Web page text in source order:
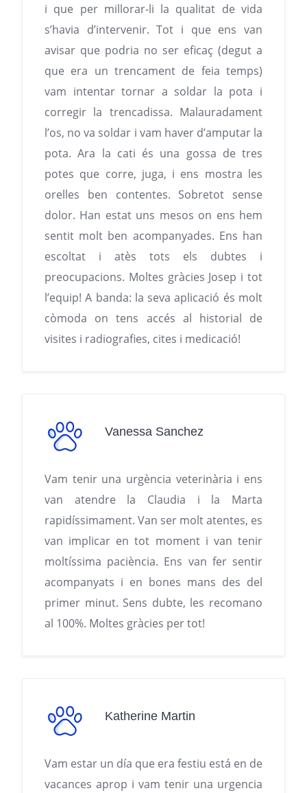
i que per millorar-li la qualitat de vida
s’havia d’intervenir. Tot i que ens van
avisar que podria no ser eficaç (degut a
que era un trencament de feia temps)
vam intentar tornar a soldar la pota i
corregir la trencadissa. Malauradament
l’os, no va soldar i vam haver d’amputar la
pota. Ara la cati és una gossa de tres
potes que corre, juga, i ens mostra les
orelles ben contentes. Sobretot sense
dolor. Han estat uns mesos on ens hem
sentit molt ben acompanyades. Ens han
escoltat i atès tots els dubtes i
preocupacions. Moltes gràcies Josep i tot
l’equip! A banda: la seva aplicació és molt
còmoda on tens accés al historial de
visites i radiografies, cites i medicació!
Vanessa Sanchez
Vam tenir una urgència veterinària i ens
van atendre la Claudia i la Marta
rapidíssimament. Van ser molt atentes, es
van implicar en tot moment i van tenir
moltíssima paciència. Ens van fer sentir
acompanyats i en bones mans des del
primer minut. Sens dubte, les recomano
al 100%. Moltes gràcies per tot!
Katherine Martin
Vam estar un día que era festiu está en de
vacances aprop i vam tenir una urgencia